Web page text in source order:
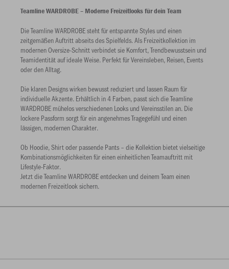
Teamline WARDROBE – Moderne Freizeitlooks für dein Team
Die Teamline WARDROBE steht für entspannte Styles und einen
zeitgemäßen Auftritt abseits des Spielfelds. Als Freizeitkollektion im
modernen Oversize-Schnitt verbindet sie Komfort, Trendbewusstsein und
Teamidentität auf ideale Weise. Perfekt für Vereinsleben, Reisen, Events
oder den Alltag.
Die klaren Designs wirken bewusst reduziert und lassen Raum für
individuelle Akzente. Erhältlich in 4 Farben, passt sich die Teamline
WARDROBE mühelos verschiedenen Looks und Vereinsstilen an. Die
lockere Passform sorgt für ein angenehmes Tragegefühl und einen
lässigen, modernen Charakter.
Ob Hoodie, Shirt oder passende Pants – die Kollektion bietet vielseitige
Kombinationsmöglichkeiten für einen einheitlichen Teamauftritt mit
Lifestyle-Faktor.
Jetzt die Teamline WARDROBE entdecken und deinem Team einen
modernen Freizeitlook sichern.